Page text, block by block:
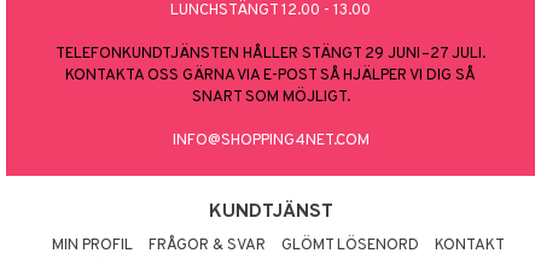
LUNCHSTÄNGT 12.00 - 13.00
TELEFONKUNDTJÄNSTEN HÅLLER STÄNGT 29 JUNI–27 JULI.
KONTAKTA OSS GÄRNA VIA E-POST SÅ HJÄLPER VI DIG SÅ
SNART SOM MÖJLIGT.
INFO@SHOPPING4NET.COM
KUNDTJÄNST
MIN PROFIL FRÅGOR & SVAR GLÖMT LÖSENORD
KONTAKT